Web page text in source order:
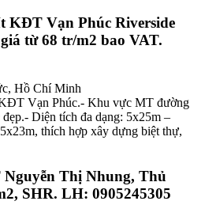
KĐT Vạn Phúc Riverside
từ 68 tr/m2 bao VAT.
Hồ Chí Minh
Vạn Phúc.- Khu vực MT đường
Diện tích đa dạng: 5x25m –
thích hợp xây dựng biệt thự,
Nguyễn Thị Nhung, Thủ
SHR. LH: 0905245305